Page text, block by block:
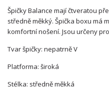
Špičky Balance mají čtveratou
středně měkký. Špička boxu má
komfortní nošení. Jsou určeny
Tvar špičky: nepatrně V
Platforma: široká
Stélka: středně měkká